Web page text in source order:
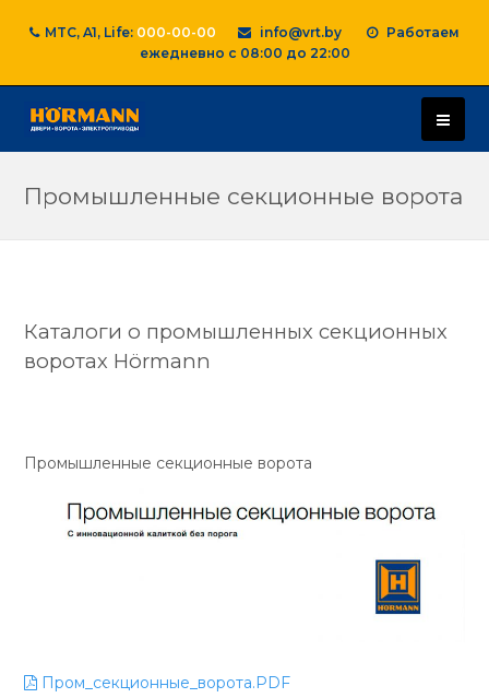
MTC, A1, Life: 000-00-00 info@vrt.by
Работаем
ежедневно с 08:00 до 22:00
Промышленные секционные ворота
Каталоги о промышленных секционных
воротах Hörmann
Промышленные секционные ворота
Пром_секционные_ворота.PDF